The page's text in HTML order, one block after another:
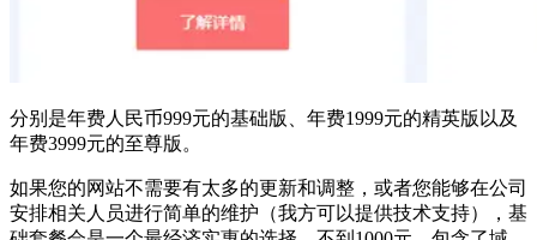
分别是年费人民币999元的基础版、年费1999元的精英版以及
年费3999元的至尊版。
如果您的网站不需要有太多的更新和调整，或者您能够在公司
安排相关人员进行简单的维护（我方可以提供技术支持），基